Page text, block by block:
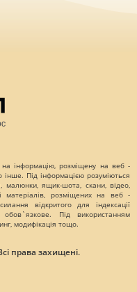
інформацію, розміщену на веб -
інше. Під інформацією розуміються
малюнки, ящик-шота, скани, відео,
матеріалів, розміщених на веб -
відкритого для індексації
Під використанням
модифікація тощо.
права захищені.